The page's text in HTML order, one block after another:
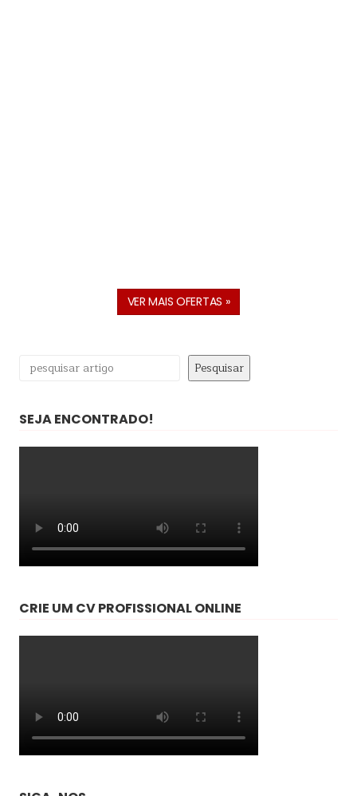
VER MAIS OFERTAS »
Pesquisar Pesquisar
SEJA ENCONTRADO!
CRIE UM CV PROFISSIONAL ONLINE